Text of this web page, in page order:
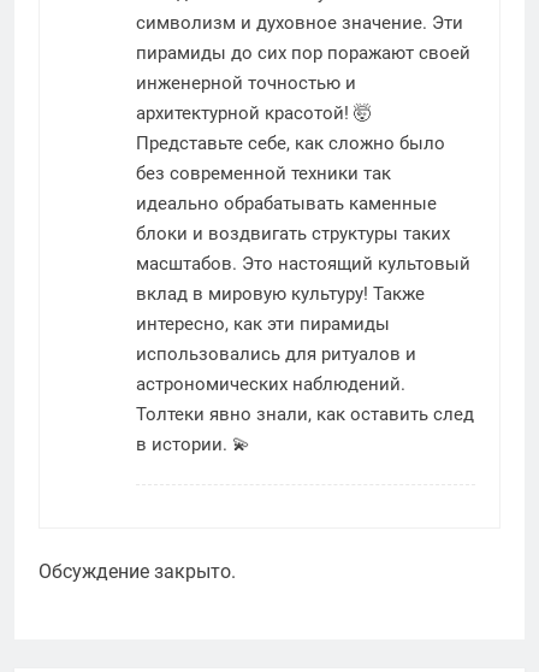
символизм и духовное значение. Эти
пирамиды до сих пор поражают своей
инженерной точностью и
архитектурной красотой! 🤯
Представьте себе, как сложно было
без современной техники так
идеально обрабатывать каменные
блоки и воздвигать структуры таких
масштабов. Это настоящий культовый
вклад в мировую культуру! Также
интересно, как эти пирамиды
использовались для ритуалов и
астрономических наблюдений.
Толтеки явно знали, как оставить след
в истории. 💫
Обсуждение закрыто.